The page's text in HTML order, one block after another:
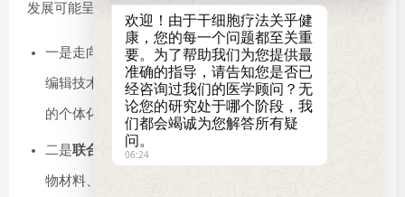
发展可能呈现以下趋势：
一是走向 精准医疗与个体化治疗。随着iPSC技术和基因
编辑技术的发展，未来可能实现基于患者特定遗传背景
的个体化细胞治疗，特别是对于遗传性神经系统疾病。
二是联合治疗策略
物材料、物理治疗等多种策略相结合，协同促进神经修
欢迎！由于干细胞疗法关乎健
康，您的每一个问题都至关重
要。为了帮助我们为您提供最
准确的指导，请告知您是否已
经咨询过我们的医学顾问？无
论您的研究处于哪个阶段，我
们都会竭诚为您解答所有疑
问。
06:24